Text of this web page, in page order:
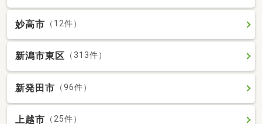
妙高市 （12件）
新潟市東区 （313件）
新発田市 （96件）
上越市 （25件）